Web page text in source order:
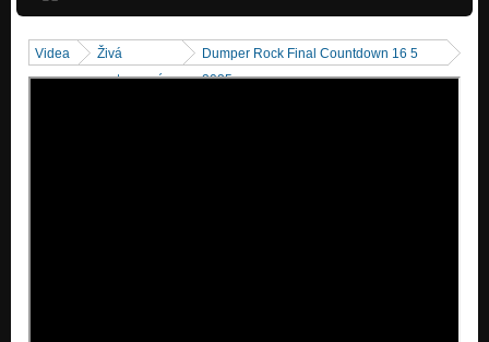
Videa
Živá
vystoupení
Dumper Rock Final Countdown 16 5
2025 cover